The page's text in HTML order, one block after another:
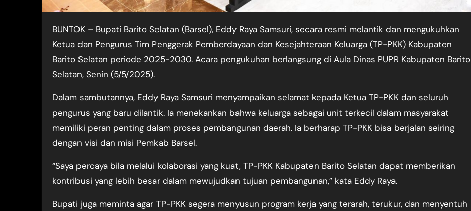
BUNTOK – Bupati Barito Selatan (Barsel), Eddy Raya Samsuri, secara resmi melantik dan mengukuhkan
Ketua dan Pengurus Tim Penggerak Pemberdayaan dan Kesejahteraan Keluarga (TP-PKK) Kabupaten
Barito Selatan periode 2025-2030. Acara pengukuhan berlangsung di Aula Dinas PUPR Kabupaten Barito
Selatan, Senin (5/5/2025).
Dalam sambutannya, Eddy Raya Samsuri menyampaikan selamat kepada Ketua TP-PKK dan seluruh
pengurus yang baru dilantik. Ia menekankan bahwa keluarga sebagai unit terkecil dalam masyarakat
memiliki peran penting dalam proses pembangunan daerah. Ia berharap TP-PKK bisa berjalan seiring
dengan visi dan misi Pemkab Barsel.
“Saya percaya bila melalui kolaborasi yang kuat, TP-PKK Kabupaten Barito Selatan dapat memberikan
kontribusi yang lebih besar dalam mewujudkan tujuan pembangunan,” kata Eddy Raya.
Bupati juga meminta agar TP-PKK segera menyusun program kerja yang terarah, terukur, dan menyentuh